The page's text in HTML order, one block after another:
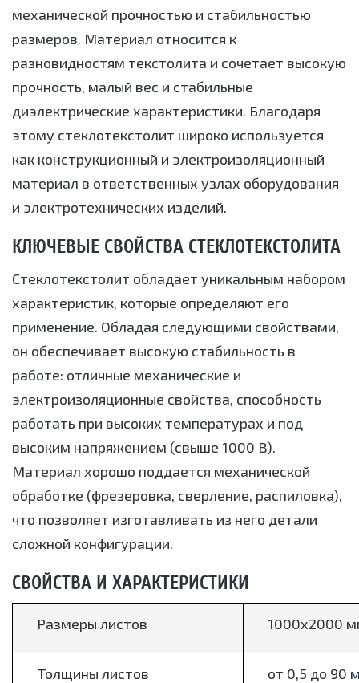
механической прочностью и стабильностью
размеров. Материал относится к
разновидностям текстолита и сочетает высокую
прочность, малый вес и стабильные
диэлектрические характеристики. Благодаря
этому стеклотекстолит широко используется
как конструкционный и электроизоляционный
материал в ответственных узлах оборудования
и электротехнических изделий.
КЛЮЧЕВЫЕ СВОЙСТВА СТЕКЛОТЕКСТОЛИТА
Стеклотекстолит обладает уникальным набором
характеристик, которые определяют его
применение. Обладая следующими свойствами,
он обеспечивает высокую стабильность в
работе: отличные механические и
электроизоляционные свойства, способность
работать при высоких температурах и под
высоким напряжением (свыше 1000 В).
Материал хорошо поддается механической
обработке (фрезеровка, сверление, распиловка),
что позволяет изготавливать из него детали
сложной конфигурации.
СВОЙСТВА И ХАРАКТЕРИСТИКИ
Размеры листов 1000х2000
Толщины листов от 0,5 до 90